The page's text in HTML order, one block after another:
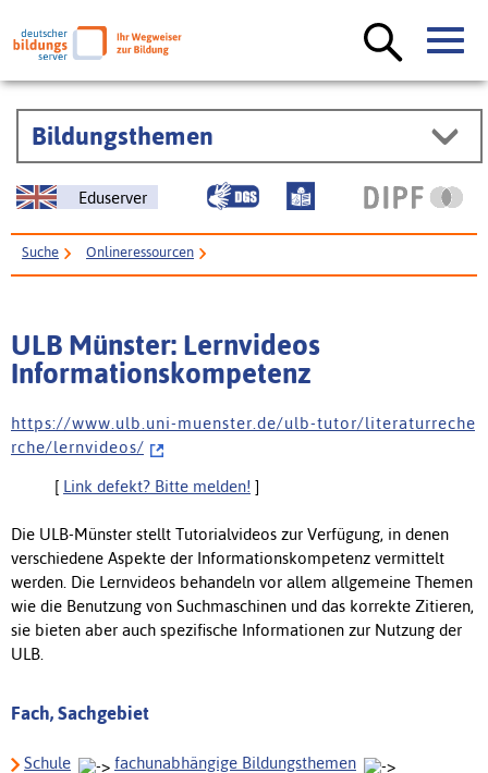
Bildungsthemen
Eduserver
Suche Onlineressourcen
ULB Münster: Lernvideos
Informationskompetenz
h t t p s : / / w w w . u l b . u n i - m u e n s t e r . d e / u l b - t u t o r / l i t e r a t u r r e c h e
r c h e / l e r n v i d e o s /
[ Link defekt? Bitte melden! ]
Die ULB-Münster stellt Tutorialvideos zur Verfügung, in denen
verschiedene Aspekte der Informationskompetenz vermittelt
werden. Die Lernvideos behandeln vor allem allgemeine Themen
wie die Benutzung von Suchmaschinen und das korrekte Zitieren,
sie bieten aber auch spezifische Informationen zur Nutzung der
ULB.
Fach, Sachgebiet
Schule
fachunabhängige Bildungsthemen